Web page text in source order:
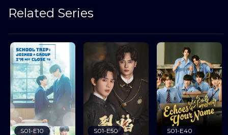
Related Series
S01-E10 S01-E50 S01-E40